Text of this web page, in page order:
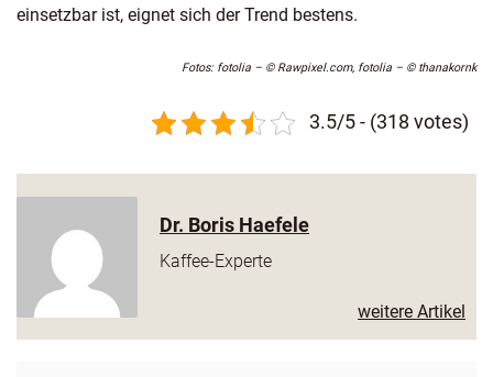
einsetzbar ist, eignet sich der Trend bestens.
Fotos: fotolia – © Rawpixel.com, fotolia – © thanakornk
3.5/5 - (318 votes)
Dr. Boris Haefele
Kaffee-Experte
weitere Artikel